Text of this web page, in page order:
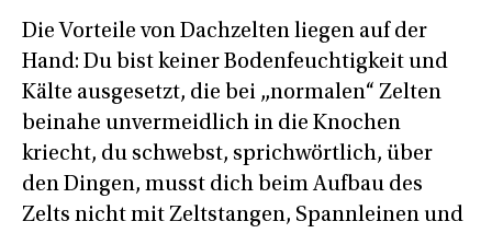
Die Vorteile von Dachzelten liegen auf der
Hand: Du bist keiner Bodenfeuchtigkeit und
Kälte ausgesetzt, die bei „normalen“ Zelten
beinahe unvermeidlich in die Knochen
kriecht, du schwebst, sprichwörtlich, über
den Dingen, musst dich beim Aufbau des
Zelts nicht mit Zeltstangen, Spannleinen und